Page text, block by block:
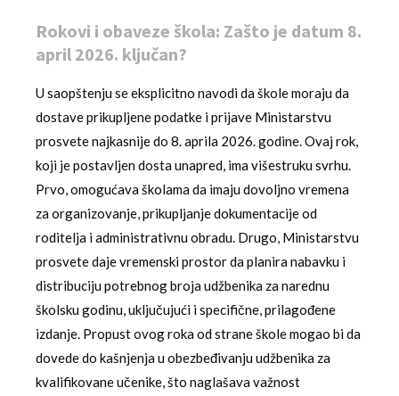
Rokovi i obaveze škola: Zašto je datum 8.
april 2026. ključan?
U saopštenju se eksplicitno navodi da škole moraju da
dostave prikupljene podatke i prijave Ministarstvu
prosvete najkasnije do 8. aprila 2026. godine. Ovaj rok,
koji je postavljen dosta unapred, ima višestruku svrhu.
Prvo, omogućava školama da imaju dovoljno vremena
za organizovanje, prikupljanje dokumentacije od
roditelja i administrativnu obradu. Drugo, Ministarstvu
prosvete daje vremenski prostor da planira nabavku i
distribuciju potrebnog broja udžbenika za narednu
školsku godinu, uključujući i specifične, prilagođene
izdanje. Propust ovog roka od strane škole mogao bi da
dovede do kašnjenja u obezbeđivanju udžbenika za
kvalifikovane učenike, što naglašava važnost